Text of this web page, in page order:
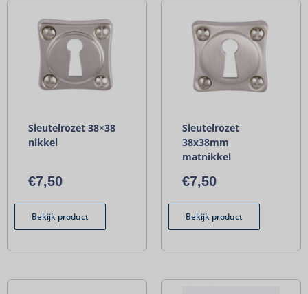
Sleutelrozet 38×38
nikkel
€7,50
Bekijk product
Sleutelrozet
38x38mm
matnikkel
€7,50
Bekijk product